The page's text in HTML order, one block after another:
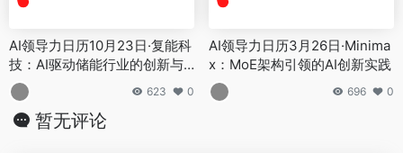
AI领导力日历10月23日·复能科
技：AI驱动储能行业的创新与
突破
623 0
AI领导力日历3月26日·Minima
x：MoE架构引领的AI创新实践
696 0
暂无评论